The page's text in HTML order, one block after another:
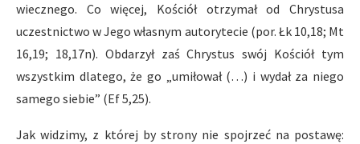
wiecznego. Co więcej, Kościół otrzymał od Chrystusa
uczestnictwo w Jego własnym autorytecie (por. Łk 10,18; Mt
16,19; 18,17n). Obdarzył zaś Chrystus swój Kościół tym
wszystkim dlatego, że go „umiłował (…) i wydał za niego
samego siebie” (Ef 5,25).
Jak widzimy, z której by strony nie spojrzeć na postawę: